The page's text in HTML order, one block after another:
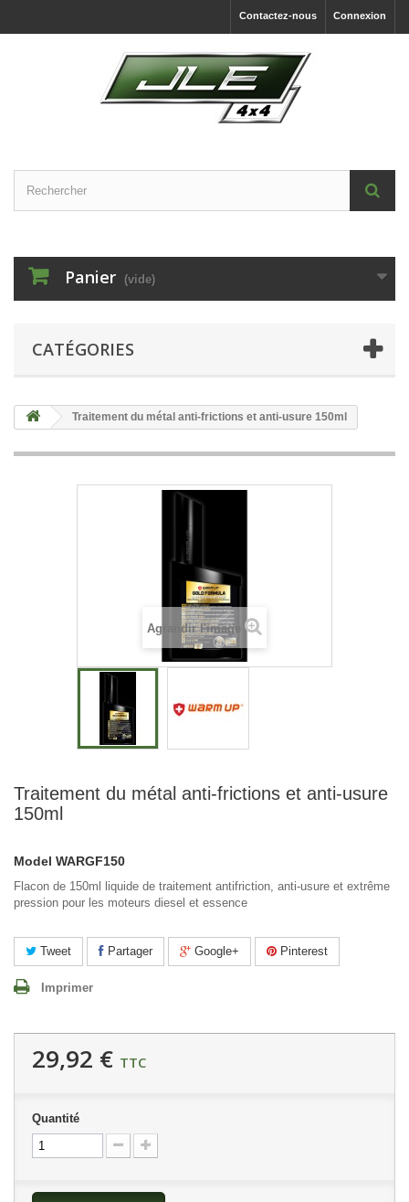
Connexion
Contactez-nous
Panier (vide)
CATÉGORIES
Traitement du métal anti-frictions et anti-usure 150ml
Agrandir l'image
Traitement du métal anti-frictions et anti-usure
150ml
Model WARGF150
Flacon de 150ml liquide de traitement antifriction, anti-usure et extrême
pression pour les moteurs diesel et essence
Tweet Partager Google+ Pinterest
Imprimer
29,92 € TTC
Quantité